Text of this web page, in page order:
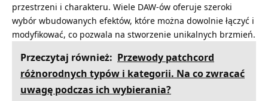
przestrzeni i charakteru. Wiele DAW-ów oferuje szeroki
wybór wbudowanych efektów, które można dowolnie łączyć i
modyfikować, co pozwala na stworzenie unikalnych brzmień.
Przeczytaj również: Przewody patchcord
różnorodnych typów i kategorii. Na co zwracać
uwagę podczas ich wybierania?